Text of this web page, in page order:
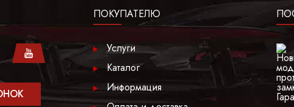
ПОКУПАТЕЛЮ
Услуги
Каталог
Информация